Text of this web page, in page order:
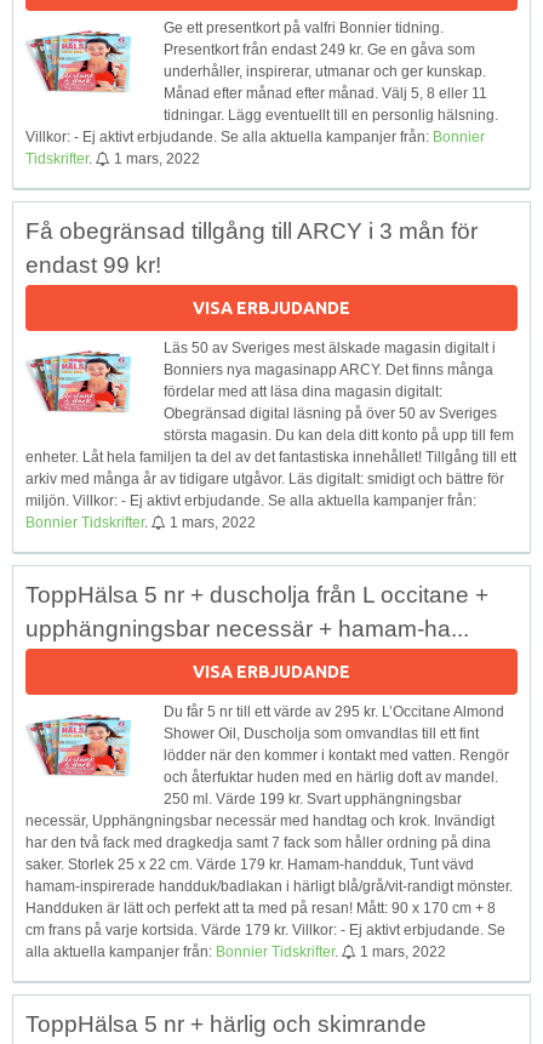
Ge ett presentkort på valfri Bonnier tidning.
Presentkort från endast 249 kr. Ge en gåva som
underhåller, inspirerar, utmanar och ger kunskap.
Månad efter månad efter månad. Välj 5, 8 eller 11
tidningar. Lägg eventuellt till en personlig hälsning.
Villkor: - Ej aktivt erbjudande. Se alla aktuella kampanjer från: Bonnier
Tidskrifter. 1 mars, 2022
Få obegränsad tillgång till ARCY i 3 mån för
endast 99 kr!
VISA ERBJUDANDE
Läs 50 av Sveriges mest älskade magasin digitalt i
Bonniers nya magasinapp ARCY. Det finns många
fördelar med att läsa dina magasin digitalt:
Obegränsad digital läsning på över 50 av Sveriges
största magasin. Du kan dela ditt konto på upp till fem
enheter. Låt hela familjen ta del av det fantastiska innehållet! Tillgång till ett
arkiv med många år av tidigare utgåvor. Läs digitalt: smidigt och bättre för
miljön. Villkor: - Ej aktivt erbjudande. Se alla aktuella kampanjer från:
Bonnier Tidskrifter. 1 mars, 2022
ToppHälsa 5 nr + duscholja från L occitane +
upphängningsbar necessär + hamam-ha...
VISA ERBJUDANDE
Du får 5 nr till ett värde av 295 kr. L’Occitane Almond
Shower Oil, Duscholja som omvandlas till ett fint
lödder när den kommer i kontakt med vatten. Rengör
och återfuktar huden med en härlig doft av mandel.
250 ml. Värde 199 kr. Svart upphängningsbar
necessär, Upphängningsbar necessär med handtag och krok. Invändigt
har den två fack med dragkedja samt 7 fack som håller ordning på dina
saker. Storlek 25 x 22 cm. Värde 179 kr. Hamam-handduk, Tunt vävd
hamam-inspirerade handduk/badlakan i härligt blå/grå/vit-randigt mönster.
Handduken är lätt och perfekt att ta med på resan! Mått: 90 x 170 cm + 8
cm frans på varje kortsida. Värde 179 kr. Villkor: - Ej aktivt erbjudande. Se
alla aktuella kampanjer från: Bonnier Tidskrifter. 1 mars, 2022
ToppHälsa 5 nr + härlig och skimrande